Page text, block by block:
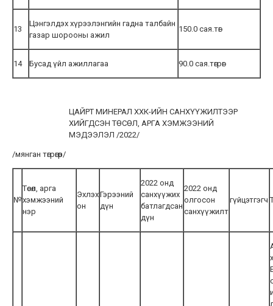
13
Цэнгэлдэх хүрээлэнгийн гадна талбайн
газар шорооны ажил
150.0 сая.төг
14 Бусад үйл ажиллагаа 90.0 сая.төгрөг
ЦАЙРТ МИНЕРАЛ ХХК-ИЙН САНХҮҮЖИЛТЭЭР
ХИЙГДСЭН ТӨСӨЛ, АРГА ХЭМЖЭЭНИЙ
МЭДЭЭЛЭЛ /2022/
/мянган төгрөгөөр/
№
Төсөл, арга
хэмжээний
нэр
Эхлэх
он
Гэрээний
дүн
2022 онд
санхүүжих
батлагдсан
дүн
2022 онд
олгосон
санхүүжилт
гүйцэтгэгч